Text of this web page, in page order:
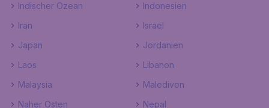
Indischer Ozean
Indonesien
Iran
Israel
Japan
Jordanien
Laos
Libanon
Malaysia
Malediven
Naher Osten
Nepal